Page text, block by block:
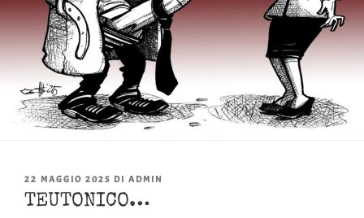
PUBBLICATO
IL
22 MAGGIO 2025 DI ADMIN
TEUTONICO…